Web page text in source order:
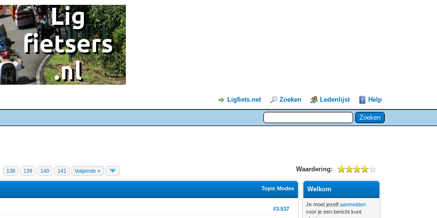
Ligfiets.net Zoeken Ledenlijst Help
138 139 140 141 Volgende » Waardering:
Topic Modes
#3.537
Welkom
Je moet jezelfaanmelden
voor je een bericht kunt